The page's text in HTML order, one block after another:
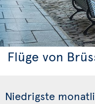
Flüge von
Niedrigste